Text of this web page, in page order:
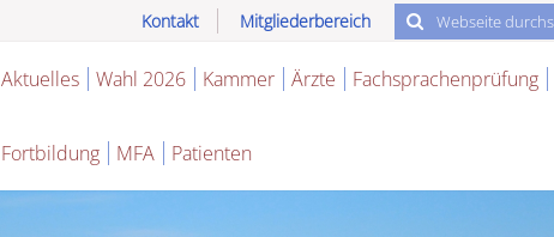
Kontakt Mitgliederbereich
Aktuelles Wahl 2026 Kammer Ärzte Fachsprachenprüfung
Fortbildung MFA Patienten